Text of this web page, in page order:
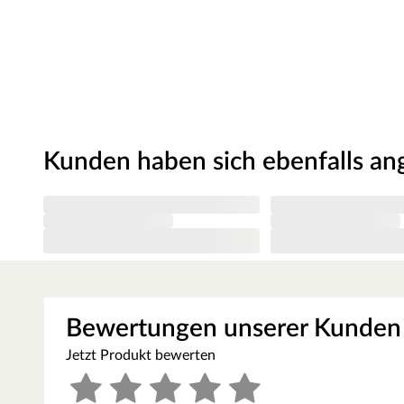
Kunden haben sich ebenfalls
Bewertungen unserer Kunden
Jetzt Produkt bewerten